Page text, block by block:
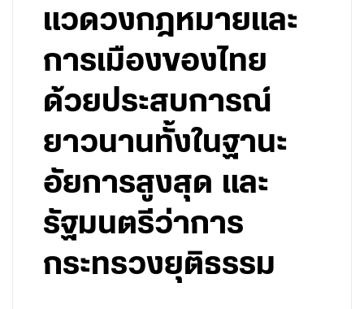
แวดวงกฎหมายและ
การเมืองของไทย
ด้วยประสบการณ์
ยาวนานทั้งในฐานะ
อัยการสูงสุด และ
รัฐมนตรีว่าการ
กระทรวงยุติธรรม